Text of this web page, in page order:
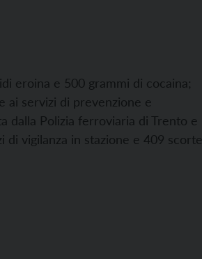
eroina e 500 grammi di cocaina;
servizi di prevenzione e
dalla Polizia ferroviaria di Trento e
di vigilanza in stazione e 409 scorte